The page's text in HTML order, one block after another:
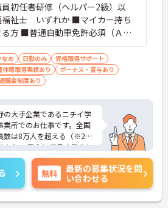
初任者研修（ヘルパー2級）以
福祉士 いずれか ■マイカー持ち
る方 ■普通自動車免許必須（ＡＴ
■介護経験（在宅・施設を問わ
上あれば尚可
め 日勤のみ
資格取得サポート
暇取得実績あり
ボーナス・賞与あり
職金制度あり
の大手企業であるニチイ学
所でのお仕事です。全国
数は8万人を超える（※202
もと、安心して長く働きた
格取得支援制度など、ス
も充実しており、未経験
ジできます。子育て中の
ア世代と幅広い世代が活躍
トバリエーションがあるた
無料
最新の募集状況を問
い合わせる